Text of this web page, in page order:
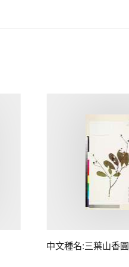
中文種名:三葉山香圓